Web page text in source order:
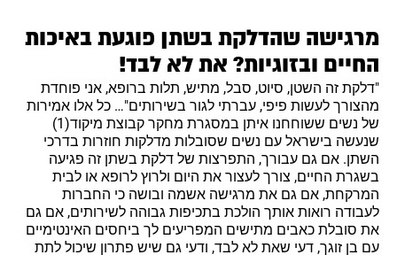
מרגישה שהדלקת בשתן פוגעת באיכות
החיים ובזוגיות? את לא לבד!
"דלקת זה השטן, סיוט, סבל, מתיש, תלות ברופא, אני פוחדת
מהצורך לעשות פיפי, עברתי לגור בשירותים"… כל אלו אמירות
של נשים ששוחחנו איתן במסגרת מחקר קבוצת מיקוד(1)
שנעשה בישראל עם נשים שסובלות מדלקות חוזרות בדרכי
השתן. אם גם עבורך, התפרצות של דלקת בשתן זה פגיעה
בשגרת החיים, צורך לעצור את היום ולרוץ לרופא או לבית
המרקחת, אם גם את מרגישה אשמה ובושה כי החברות
לעבודה רואות אותך הולכת בתכיפות גבוהה לשירותים, אם גם
את סובלת כאבים מתישים המפריעים לך ביחסים האינטימיים
עם בן זוגך, דעי שאת לא לבד, ודעי גם שיש פתרון שיכול לתת